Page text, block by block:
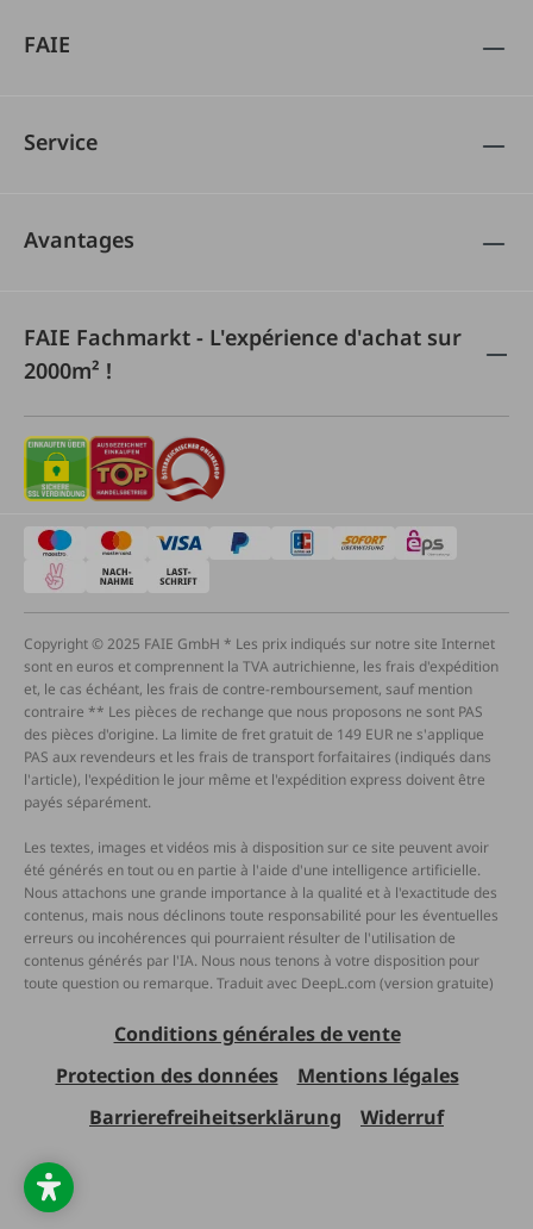
FAIE
Service
Avantages
FAIE Fachmarkt - L'expérience d'achat sur
2000m² !
Copyright © 2025 FAIE GmbH * Les prix indiqués sur notre site Internet
sont en euros et comprennent la TVA autrichienne, les frais d'expédition
et, le cas échéant, les frais de contre-remboursement, sauf mention
contraire ** Les pièces de rechange que nous proposons ne sont PAS
des pièces d'origine. La limite de fret gratuit de 149 EUR ne s'applique
PAS aux revendeurs et les frais de transport forfaitaires (indiqués dans
l'article), l'expédition le jour même et l'expédition express doivent être
payés séparément.
Les textes, images et vidéos mis à disposition sur ce site peuvent avoir
été générés en tout ou en partie à l'aide d'une intelligence artificielle.
Nous attachons une grande importance à la qualité et à l'exactitude des
contenus, mais nous déclinons toute responsabilité pour les éventuelles
erreurs ou incohérences qui pourraient résulter de l'utilisation de
contenus générés par l'IA. Nous nous tenons à votre disposition pour
toute question ou remarque. Traduit avec DeepL.com (version gratuite)
Conditions générales de vente
Protection des données
Mentions légales
Barrierefreiheitserklärung
Widerruf